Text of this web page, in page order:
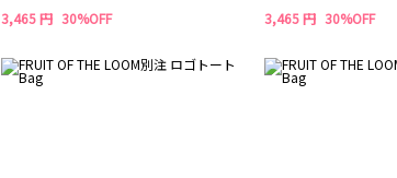
3,465 円 30%OFF 3,465 円 30%OFF